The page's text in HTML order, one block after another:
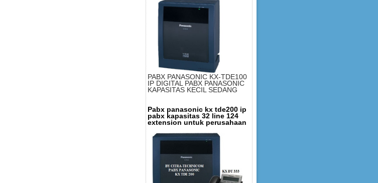
PABX PANASONIC KX-TDE100
IP DIGITAL PABX PANASONIC
KAPASITAS KECIL SEDANG
Pabx panasonic kx tde200 ip
pabx kapasitas 32 line 124
extension untuk perusahaan